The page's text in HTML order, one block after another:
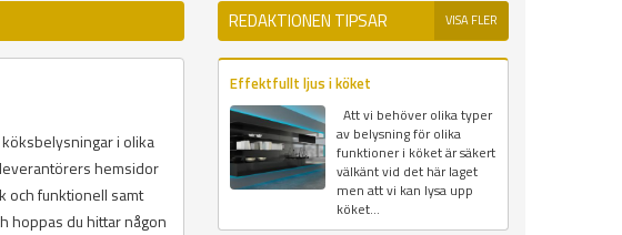
i olika
hemsidor
och funktionell samt
hoppas du hittar någon
REDAKTIONEN TIPSAR VISA FLER
Effektfullt ljus i köket
Att vi behöver olika typer
av belysning för olika
funktioner i köket är säkert
välkänt vid det här laget
men att vi kan lysa upp
köket...